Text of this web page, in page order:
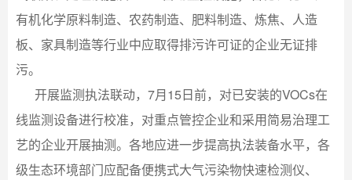
有机化学原料制造、农药制造、肥料制造、炼焦、人造
板、家具制造等行业中应取得排污许可证的企业无证排
污。
开展监测执法联动，7月15日前，对已安装的VOCs在
线监测设备进行校准，对重点管控企业和采用简易治理工
艺的企业开展抽测。各地应进一步提高执法装备水平，各
级生态环境部门应配备便携式大气污染物快速检测仪、